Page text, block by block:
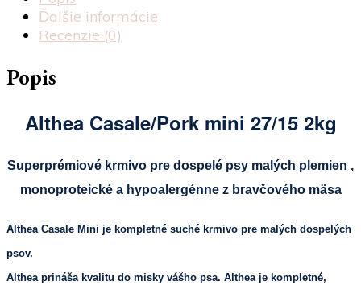
Ďalšie informácie
Recenzie (0)
Popis
Althea Casale/Pork mini 27/15 2kg
Superprémiové krmivo pre dospelé psy malých plemien ,
monoproteické a hypoalergénne z bravčového mäsa
Althea Casale Mini je kompletné suché krmivo pre malých dospelých
psov.
Althea prináša kvalitu do misky vášho psa. Althea je kompletné,